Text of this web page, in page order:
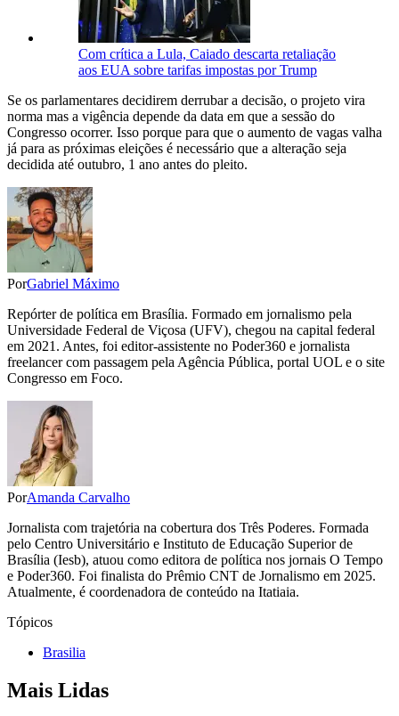
Com crítica a Lula, Caiado descarta retaliação
aos EUA sobre tarifas impostas por Trump
Se os parlamentares decidirem derrubar a decisão, o projeto vira
norma mas a vigência depende da data em que a sessão do
Congresso ocorrer. Isso porque para que o aumento de vagas valha
já para as próximas eleições é necessário que a alteração seja
decidida até outubro, 1 ano antes do pleito.
PorGabriel Máximo
Repórter de política em Brasília. Formado em jornalismo pela
Universidade Federal de Viçosa (UFV), chegou na capital federal
em 2021. Antes, foi editor-assistente no Poder360 e jornalista
freelancer com passagem pela Agência Pública, portal UOL e o site
Congresso em Foco.
PorAmanda Carvalho
Jornalista com trajetória na cobertura dos Três Poderes. Formada
pelo Centro Universitário e Instituto de Educação Superior de
Brasília (Iesb), atuou como editora de política nos jornais O Tempo
e Poder360. Foi finalista do Prêmio CNT de Jornalismo em 2025.
Atualmente, é coordenadora de conteúdo na Itatiaia.
Tópicos
Brasilia
Mais Lidas